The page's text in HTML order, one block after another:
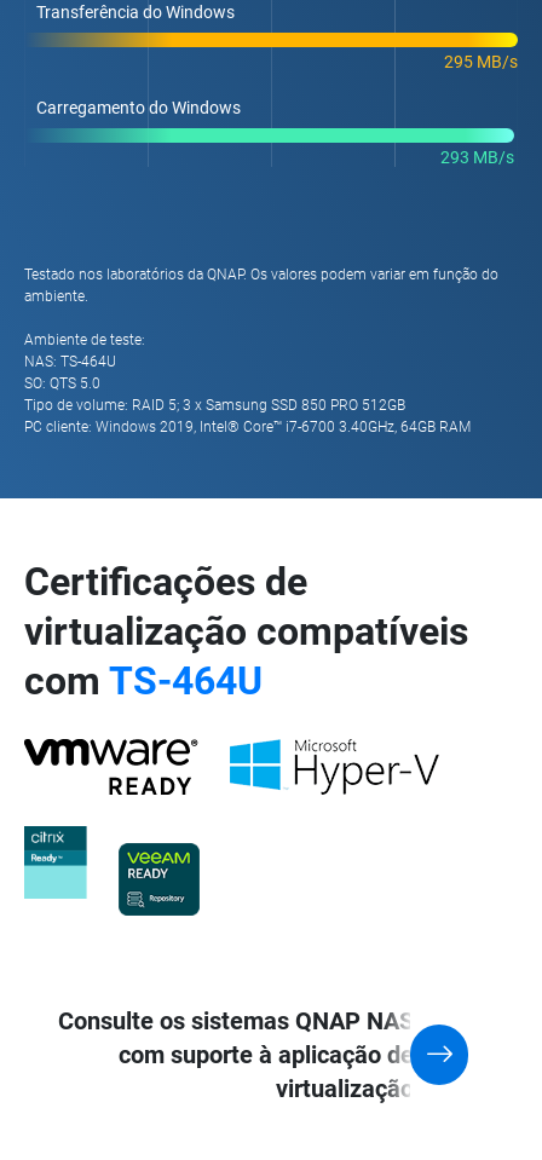
Transferência do Windows
295 MB/s
Carregamento do Windows
293 MB/s
Testado nos laboratórios da QNAP. Os valores podem variar em função do
ambiente.
Ambiente de teste:
NAS: TS-464U
SO: QTS 5.0
Tipo de volume: RAID 5; 3 x Samsung SSD 850 PRO 512GB
PC cliente: Windows 2019, Intel® Core™ i7-6700 3.40GHz, 64GB RAM
Certificações de
virtualização compatíveis
com TS-464U
Consulte os sistemas QNAP NAS
com suporte à aplicação de
virtualização